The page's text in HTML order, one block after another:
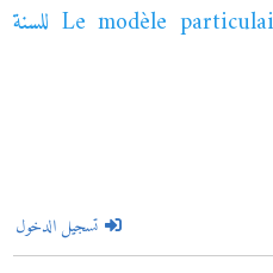
درس Le modèle particulaire de la matière للسنة
تسجيل الدخول